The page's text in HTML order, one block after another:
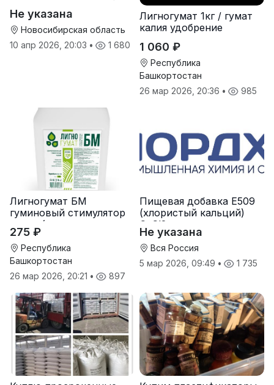
Не указана
Новосибирская область
10 апр 2026, 20:03 • 1 680
Лигногумат 1кг / гумат
калия удобрение
1 060 ₽
Республика
Башкортостан
26 мар 2026, 20:36 • 985
Лигногумат БМ
гуминовый стимулятор
роста (гумат калия с
фульвовыми кислотами)
275 ₽
Республика
Башкортостан
26 мар 2026, 20:21 • 897
Пищевая добавка Е509
(хлористый кальций)
CaCl2
Не указана
Вся Россия
5 мар 2026, 09:49 • 1 735